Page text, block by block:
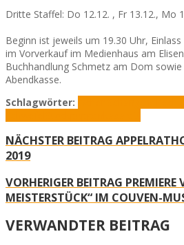
Dritte Staffel: Do 12.12. , Fr 13.12., Mo
Beginn ist jeweils um 19.30 Uhr,
im Vorverkauf im Medienhaus am
Buchhandlung Schmetz am Dom
Abendkasse.
Schlagwörter:
NÄCHSTER BEITRAG
2019
VORHERIGER BEITRAG
MEISTERSTÜCK“ IM COUVEN-
VERWANDTER BEITRAG